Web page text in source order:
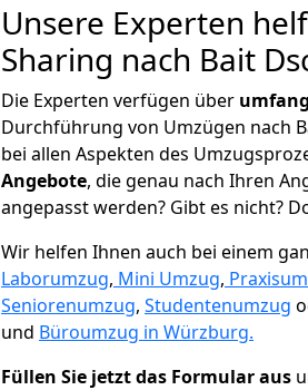
Unsere Experten
Sharing nach Bait
Die Experten verfügen über
Durchführung von Umzügen nach
bei allen Aspekten des
Angebote, die genau nach Ihren
angepasst werden? Gibt es nicht?
Wir helfen Ihnen auch bei einem
Laborumzug, Mini Umzug,
Seniorenumzug, Studentenumzug
und Büroumzug in Würzburg.
Füllen Sie jetzt das Formular aus